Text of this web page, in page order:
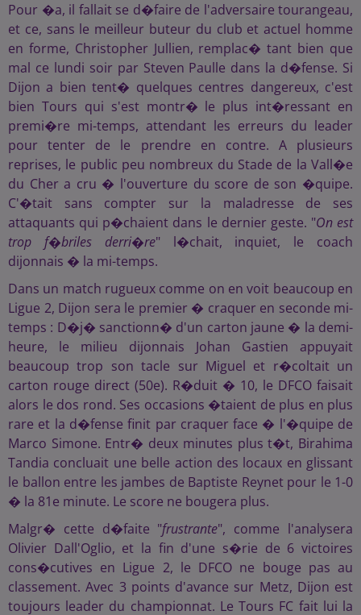
Pour �a, il fallait se d�faire de l'adversaire tourangeau,
et ce, sans le meilleur buteur du club et actuel homme
en forme, Christopher Jullien, remplac� tant bien que
mal ce lundi soir par Steven Paulle dans la d�fense. Si
Dijon a bien tent� quelques centres dangereux, c'est
bien Tours qui s'est montr� le plus int�ressant en
premi�re mi-temps, attendant les erreurs du leader
pour tenter de le prendre en contre. A plusieurs
reprises, le public peu nombreux du Stade de la Vall�e
du Cher a cru � l'ouverture du score de son �quipe.
C'�tait sans compter sur la maladresse de ses
attaquants qui p�chaient dans le dernier geste. "On est
trop f�briles derri�re" l�chait, inquiet, le coach
dijonnais � la mi-temps.
Dans un match rugueux comme on en voit beaucoup en
Ligue 2, Dijon sera le premier � craquer en seconde mi-
temps : D�j� sanctionn� d'un carton jaune � la demi-
heure, le milieu dijonnais Johan Gastien appuyait
beaucoup trop son tacle sur Miguel et r�coltait un
carton rouge direct (50e). R�duit � 10, le DFCO faisait
alors le dos rond. Ses occasions �taient de plus en plus
rare et la d�fense finit par craquer face � l'�quipe de
Marco Simone. Entr� deux minutes plus t�t, Birahima
Tandia concluait une belle action des locaux en glissant
le ballon entre les jambes de Baptiste Reynet pour le 1-0
� la 81e minute. Le score ne bougera plus.
Malgr� cette d�faite "frustrante", comme l'analysera
Olivier Dall'Oglio, et la fin d'une s�rie de 6 victoires
cons�cutives en Ligue 2, le DFCO ne bouge pas au
classement. Avec 3 points d'avance sur Metz, Dijon est
toujours leader du championnat. Le Tours FC fait lui la